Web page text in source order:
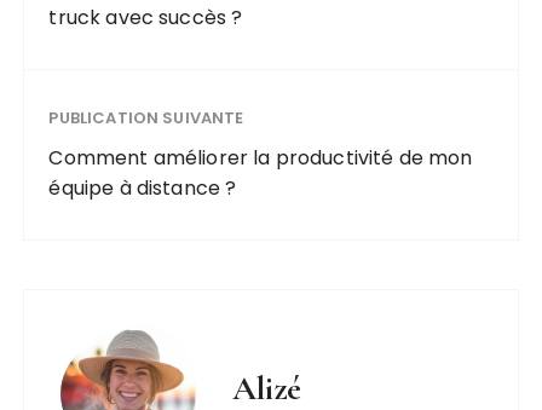
truck avec succès ?
PUBLICATION SUIVANTE
Comment améliorer la productivité de mon
équipe à distance ?
Alizé